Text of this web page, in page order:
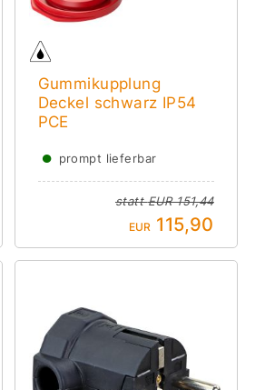
Gummikupplung
Deckel schwarz IP54
PCE
● prompt lieferbar
stattEUR 151,44
EUR 115,90